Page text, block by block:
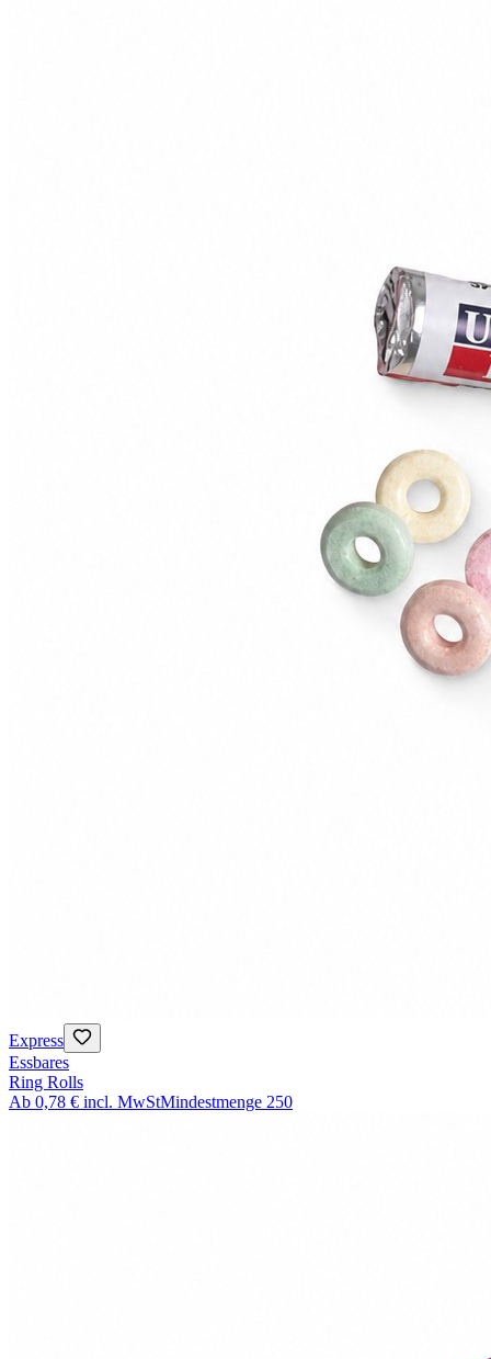
Express
Essbares
Ring Rolls
Ab 0,78 € incl. MwStMindestmenge 250